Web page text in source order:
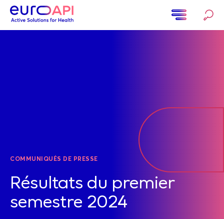
contenu
COMMUNIQUÉS DE PRESSE
Résultats du premier
semestre 2024